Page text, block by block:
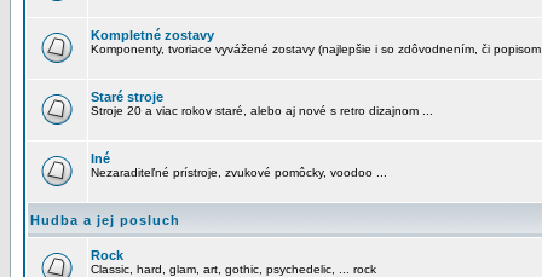
Kompletné zostavy
Komponenty, tvoriace vyvážené zostavy (najlepšie i so zdôvodnením, či
Staré stroje
Stroje 20 a viac rokov staré, alebo aj nové s retro dizajnom ...
Iné
Nezaraditeľné prístroje, zvukové pomôcky, voodoo ...
Hudba a jej posluch
Rock
Classic, hard, glam, art, gothic, psychedelic, ... rock